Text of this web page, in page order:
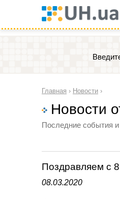
Главная › Новости ›
Новости
Последние события и
Поздравляем с
08.03.2020